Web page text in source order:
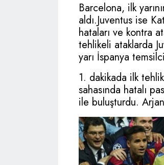
Barcelona, ilk
aldı.Juventus ise
hataları ve kontra
tehlikeli ataklarda
yarı İspanya
1. dakikada ilk
sahasında hatalı
ile buluşturdu.